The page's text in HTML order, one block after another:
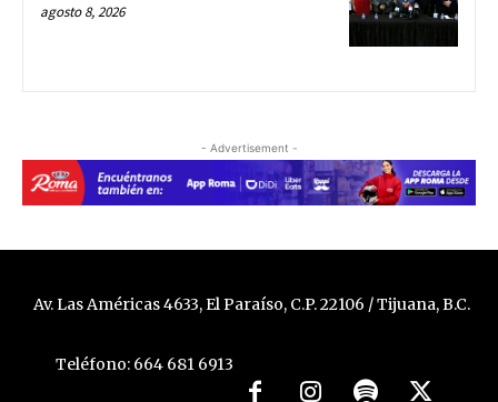
agosto 8, 2026
- Advertisement -
Av. Las Américas 4633, El Paraíso, C.P. 22106 / Tijuana, B.C.
Teléfono: 664 681 6913